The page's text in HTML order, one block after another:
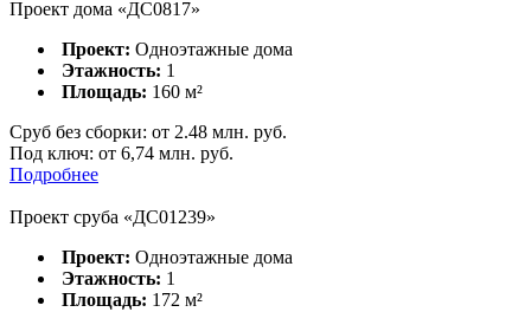
Проект дома «ДС0817»
Проект: Одноэтажные дома
Этажность: 1
Площадь: 160 м²
Сруб без сборки: от 2.48 млн. руб.
Под ключ: от 6,74 млн. руб.
Подробнее
Проект сруба «ДС01239»
Проект: Одноэтажные дома
Этажность: 1
Площадь: 172 м²